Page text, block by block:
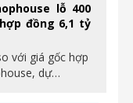
lỗ 400
đồng 6,1 tỷ
với giá gốc hợp
dự…